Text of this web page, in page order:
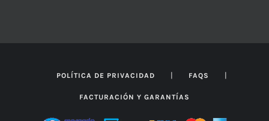
POLÍTICA DE PRIVACIDAD | FAQS |
FACTURACIÓN Y GARANTÍAS